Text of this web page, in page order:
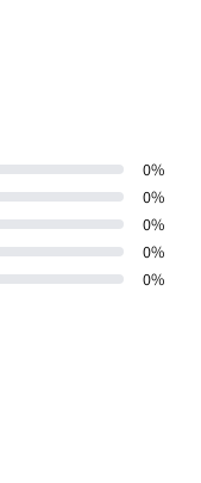
0%
0%
0%
0%
0%